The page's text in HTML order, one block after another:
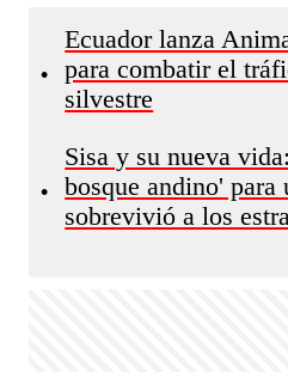
•
Ecuador lanza
para combatir el
silvestre
•
Sisa y su nueva
bosque andino' para
sobrevivió a los